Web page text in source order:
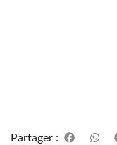
Partager :